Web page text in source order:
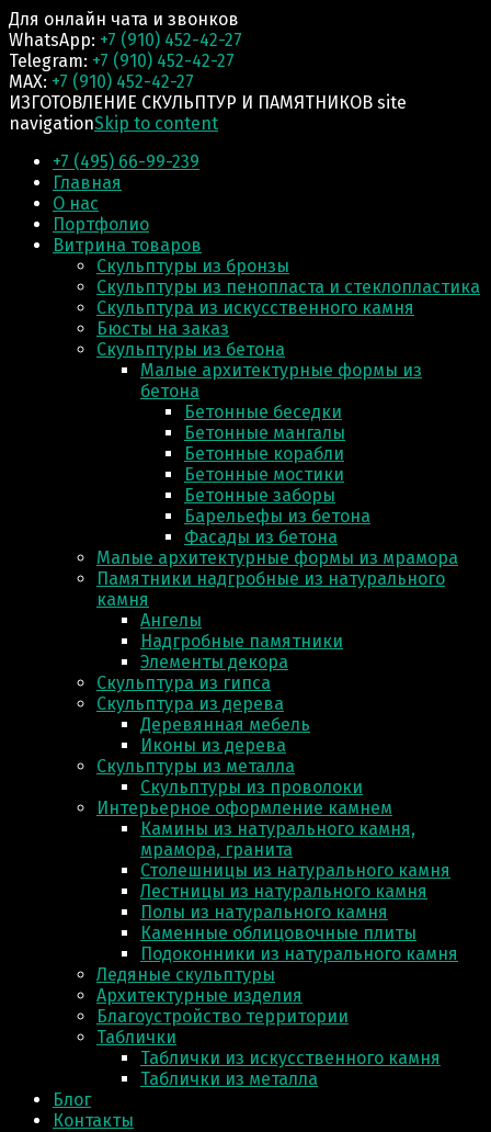
Для онлайн чата и звонков
WhatsApp: +7 (910) 452-42-27
Telegram: +7 (910) 452-42-27
MAX: +7 (910) 452-42-27
ИЗГОТОВЛЕНИЕ СКУЛЬПТУР И ПАМЯТНИКОВ site
navigationSkip to content
+7 (495) 66-99-239
Главная
О нас
Портфолио
Витрина товаров
Скульптуры из бронзы
Скульптуры из пенопласта и стеклопластика
Скульптура из искусственного камня
Бюсты на заказ
Скульптуры из бетона
Малые архитектурные формы из
бетона
Бетонные беседки
Бетонные мангалы
Бетонные корабли
Бетонные мостики
Бетонные заборы
Барельефы из бетона
Фасады из бетона
Малые архитектурные формы из мрамора
Памятники надгробные из натурального
камня
Ангелы
Надгробные памятники
Элементы декора
Скульптура из гипса
Скульптура из деревa
Деревянная мебель
Иконы из дерева
Скульптуры из металла
Скульптуры из проволоки
Интерьерное оформление камнем
Камины из натурального камня,
мрамора, гранита
Столешницы из натурального камня
Лестницы из натурального камня
Полы из натурального камня
Каменные облицовочные плиты
Подоконники из натурального камня
Ледяные скульптуры
Архитектурные изделия
Благоустройство территории
Таблички
Таблички из искусственного камня
Таблички из металла
Блог
Контакты